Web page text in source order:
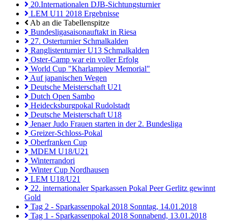
20.Internationalen DJB-Sichtungsturnier
LEM U11 2018 Ergebnisse
Ab an die Tabellenspitze
Bundesligasaisonauftakt in Riesa
27. Osterturnier Schmalkalden
Ranglistenturnier U13 Schmalkalden
Oster-Camp war ein voller Erfolg
World Cup "Kharlampiev Memorial"
Auf japanischen Wegen
Deutsche Meisterschaft U21
Dutch Open Sambo
Heidecksburgpokal Rudolstadt
Deutsche Meisterschaft U18
Jenaer Judo Frauen starten in der 2. Bundesliga
Greizer-Schloss-Pokal
Oberfranken Cup
MDEM U18/U21
Winterrandori
Winter Cup Nordhausen
LEM U18/U21
22. internationaler Sparkassen Pokal Peer Gerlitz gewinnt
Gold
Tag 2 - Sparkassenpokal 2018 Sonntag, 14.01.2018
Tag 1 - Sparkassenpokal 2018 Sonnabend, 13.01.2018